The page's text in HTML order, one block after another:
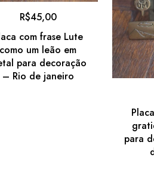
com frase Lute
como um leão em
para decoração
– Rio de janeiro
R$45,00
para